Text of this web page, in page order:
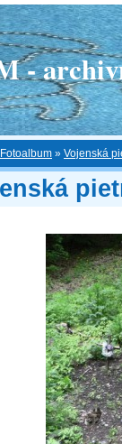
-
Fotoalbum » Vojenská